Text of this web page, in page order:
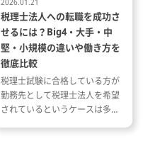
税理士法人への転職を成功さ
せるには？Big4・大手・中
堅・小規模の違いや働き方を
徹底比較
税理士試験に合格している方が
勤務先として税理士法人を希望
されているというケースは多い